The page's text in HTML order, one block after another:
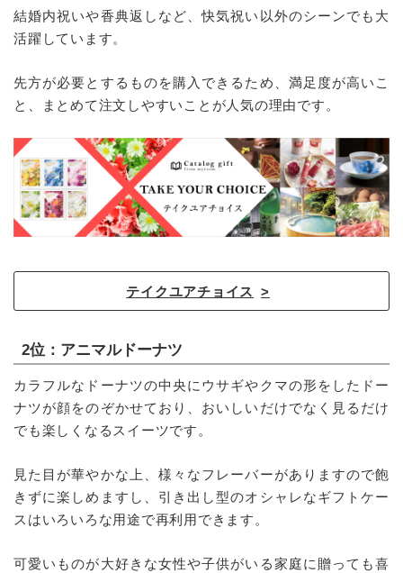
結婚内祝いや香典返しなど、快気祝い以外のシーンでも大
活躍しています。
先方が必要とするものを購入できるため、満足度が高いこ
と、まとめて注文しやすいことが人気の理由です。
テイクユアチョイス
2位：アニマルドーナツ
カラフルなドーナツの中央にウサギやクマの形をしたドー
ナツが顔をのぞかせており、おいしいだけでなく見るだけ
でも楽しくなるスイーツです。
見た目が華やかな上、様々なフレーバーがありますので飽
きずに楽しめますし、引き出し型のオシャレなギフトケー
スはいろいろな用途で再利用できます。
可愛いものが大好きな女性や子供がいる家庭に贈っても喜